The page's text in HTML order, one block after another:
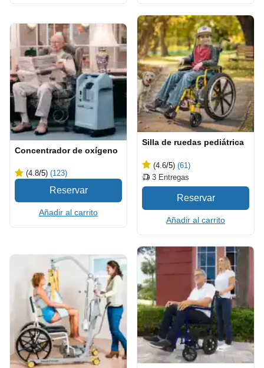
Concentrador de oxígeno
(4.8/5) (123)
Añadir al carrito
Silla de ruedas pediátrica
(4.6/5) (61)
3 Entregas
Añadir al carrito